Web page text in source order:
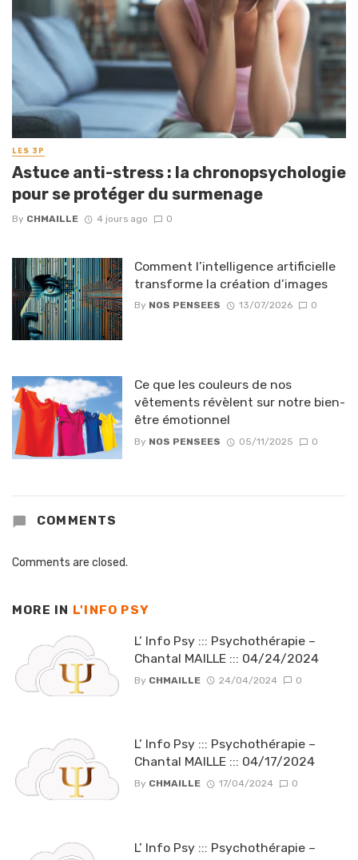
LES 3P
Astuce anti-stress : la chronopsychologie
pour se protéger du surmenage
By CHMAILLE 4 jours ago 0
Comment l’intelligence artificielle
transforme la création d’images
By NOS PENSEES 13/07/2026 0
Ce que les couleurs de nos
vêtements révèlent sur notre bien-
être émotionnel
By NOS PENSEES 05/11/2025 0
COMMENTS
Comments are closed.
MORE IN L'INFO PSY
L’ Info Psy ::: Psychothérapie –
Chantal MAILLE ::: 04/24/2024
By CHMAILLE 24/04/2024 0
L’ Info Psy ::: Psychothérapie –
Chantal MAILLE ::: 04/17/2024
By CHMAILLE 17/04/2024 0
L’ Info Psy ::: Psychothérapie –